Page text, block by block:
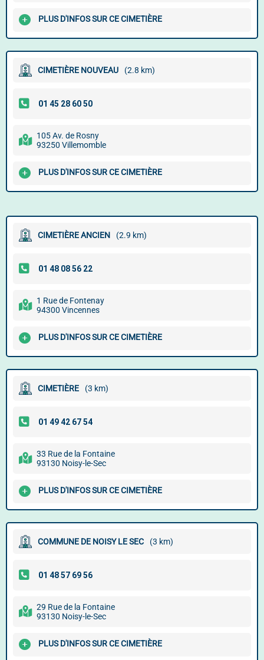
PLUS D'INFOS SUR CE CIMETIÈRE
CIMETIÈRE NOUVEAU (2.8 km)
105 Av. de Rosny
93250 Villemomble
PLUS D'INFOS SUR CE CIMETIÈRE
CIMETIÈRE ANCIEN (2.9 km)
1 Rue de Fontenay
94300 Vincennes
PLUS D'INFOS SUR CE CIMETIÈRE
CIMETIÈRE (3 km)
33 Rue de la Fontaine
93130 Noisy-le-Sec
PLUS D'INFOS SUR CE CIMETIÈRE
COMMUNE DE NOISY LE SEC (3 km)
29 Rue de la Fontaine
93130 Noisy-le-Sec
PLUS D'INFOS SUR CE CIMETIÈRE